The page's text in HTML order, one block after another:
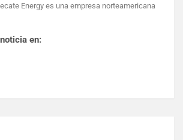
Energy es una empresa norteamericana
en: